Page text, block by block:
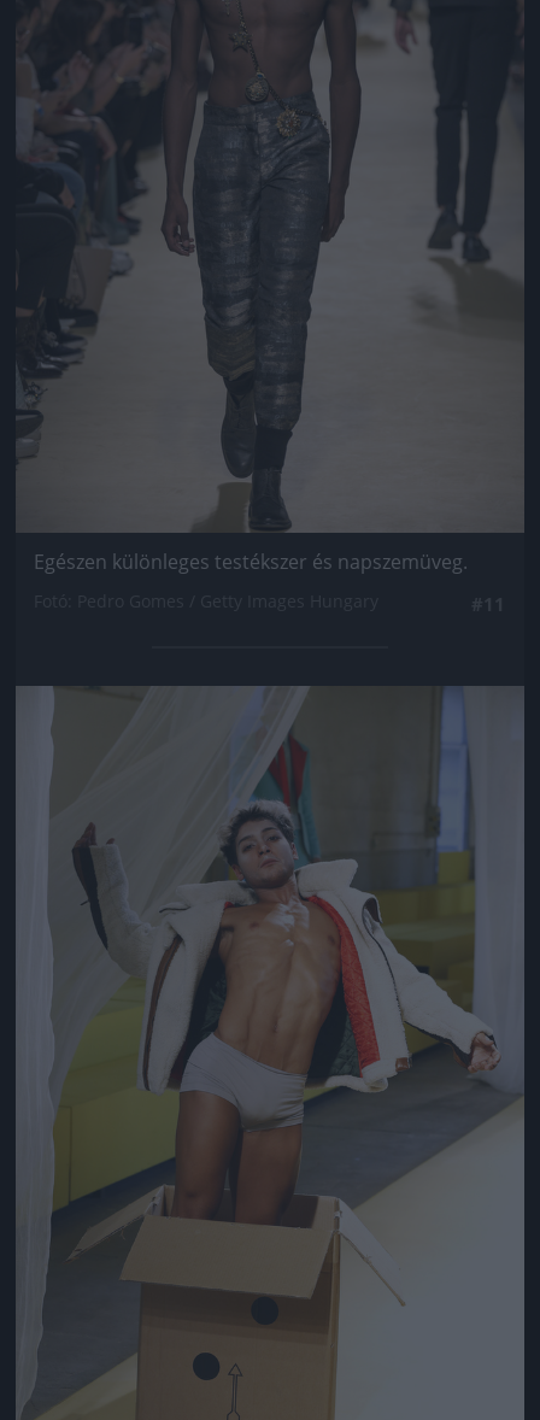
Egészen különleges testékszer és napszemüveg.
Jön még kép!